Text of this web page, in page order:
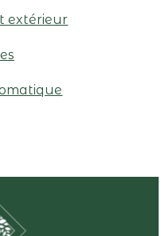
extérieur